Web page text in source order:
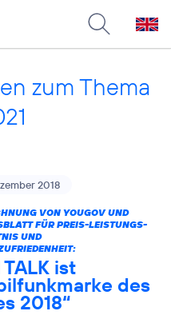
zum Thema
2018
VON YOUGOV UND
FÜR PREIS-LEISTUNGS-
UND
ist
des
2018“